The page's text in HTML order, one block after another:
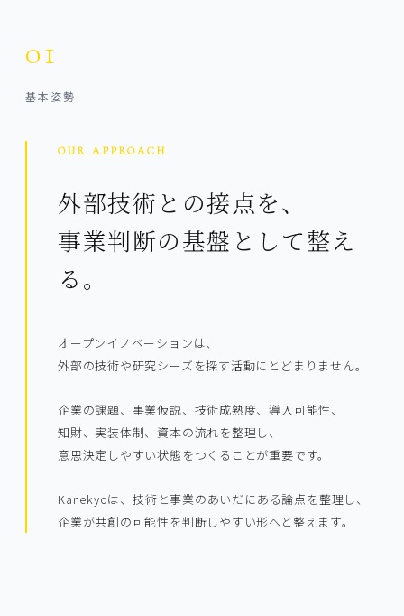
01
基本姿勢
OUR APPROACH
外部技術との接点を、
事業判断の基盤として整え
る。
オープンイノベーションは、
外部の技術や研究シーズを探す活動にとどまりません。
企業の課題、事業仮説、技術成熟度、導入可能性、
知財、実装体制、資本の流れを整理し、
意思決定しやすい状態をつくることが重要です。
Kanekyoは、技術と事業のあいだにある論点を整理し、
企業が共創の可能性を判断しやすい形へと整えます。